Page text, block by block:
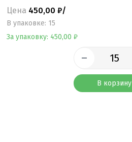
Цена 450,00 ₽/
B упаковке: 15
За упаковку: 450,00 ₽
В корзину